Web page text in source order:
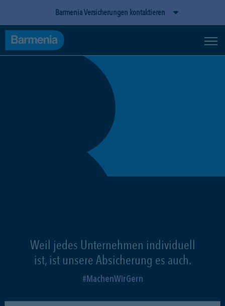
Barmenia Versicherungen kontaktieren
Weil jedes Unternehmen individuell
ist, ist unsere Absicherung es auch.
MachenWirGern